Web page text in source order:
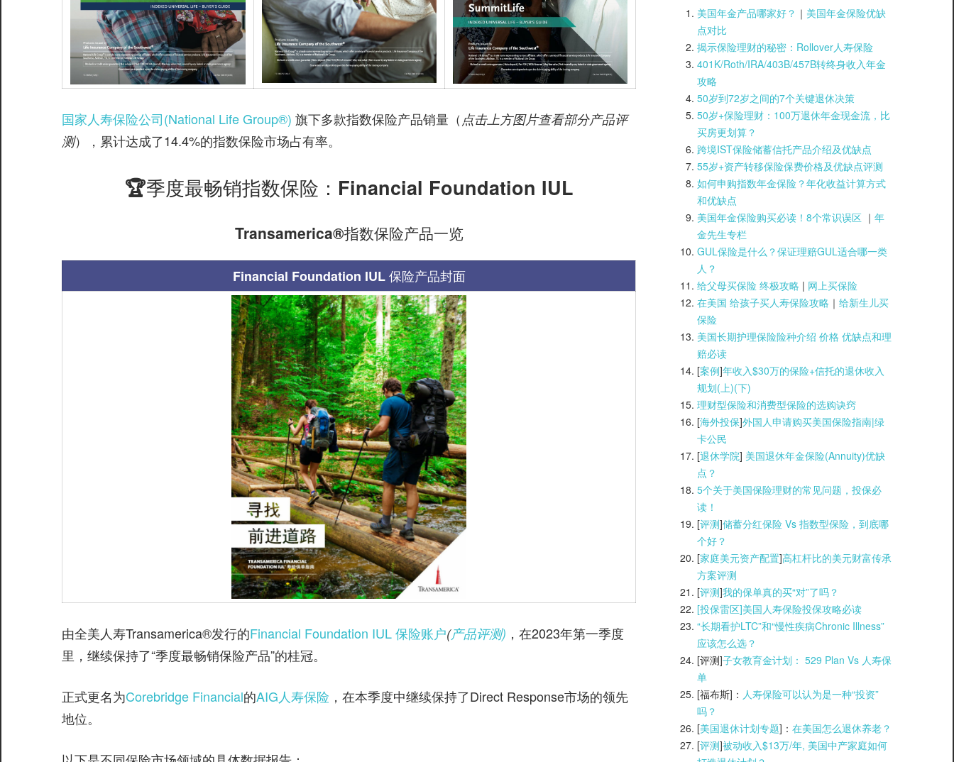
国家人寿保险公司(National Life Group®️) 旗下多款指数保险产品销量（ 点击上方图片查看部分产品评
测），累计达成了14.4%的指数保险市场占有率。
🏆季度最畅销指数保险：Financial Foundation IUL
Transamerica®️指数保险产品一览
Financial Foundation IUL保险产品封面
由全美人寿Transamerica®️发行的Financial Foundation IUL 保险账户(产品评测) ，在2023年第一季度
里，继续保持了“季度最畅销保险产品”的桂冠。
正式更名为Corebridge Financial的AIG人寿保险 ，在本季度中继续保持了Direct Response市场的领先
地位。
美国年金产品哪家好？ ｜ 美国年金保险优缺
点对比
揭示保险理财的秘密：Rollover人寿保险
401K/Roth/IRA/403B/457B转终身收入年金
攻略
50岁到72岁之间的7个关键退休决策
50岁+保险理财：100万退休年金现金流，比
买房更划算？
跨境IST保险储蓄信托产品介绍及优缺点
55岁+资产转移保险保费价格及优缺点评测
如何申购指数年金保险？年化收益计算方式
和优缺点
美国年金保险购买必读！8个常识误区 ｜ 年
金先生专栏
GUL保险是什么？保证理赔GUL适合哪一类
人？
给父母买保险 终极攻略 | 网上买保险
在美国 给孩子买人寿保险攻略 ｜ 给新生儿买
保险
美国长期护理保险险种介绍 价格 优缺点和理
赔必读
[案例]年收入$30万的保险+信托的退休收入
规划(上)(下)
理财型保险和消费型保险的选购诀窍
[海外投保]外国人申请购买美国保险指南|绿
卡公民
[退休学院] 美国退休年金保险(Annuity)优缺
点？
5个关于美国保险理财的常见问题，投保必
读！
[评测]储蓄分红保险 Vs 指数型保险，到底哪
个好？
[家庭美元资产配置]高杠杆比的美元财富传承
方案评测
[评测]我的保单真的买“对”了吗？
[投保雷区]美国人寿保险投保攻略必读
“长期看护LTC”和“慢性疾病Chronic Illness”
应该怎么选？
[评测]子女教育金计划： 529 Plan Vs 人寿保
单
[福布斯]： 人寿保险可以认为是一种“投资”
吗？
[美国退休计划专题]： 在美国怎么退休养老？
[评测]被动收入$13万/年, 美国中产家庭如何